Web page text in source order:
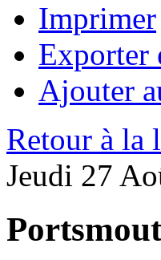
Imprimer
Exporter
Ajouter
Retour à la
Jeudi 27